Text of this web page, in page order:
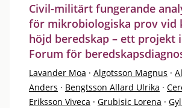
Civil-militärt fungerande
för mikrobiologiska prov vid
höjd beredskap – ett projekt
Forum för
Lavander Moa · Algotsson Magnus ·
Anders · Bengtsson Allard Ulrika ·
Eriksson Viveca · Grubisic Lorena ·